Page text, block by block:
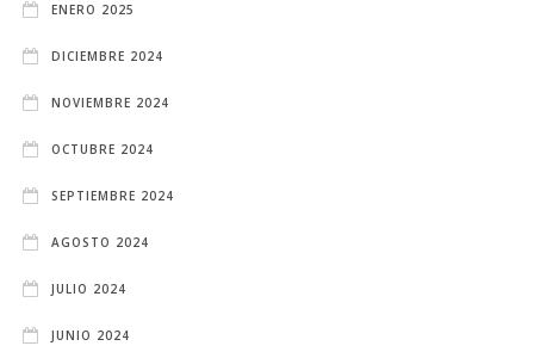
ENERO 2025
DICIEMBRE 2024
NOVIEMBRE 2024
OCTUBRE 2024
SEPTIEMBRE 2024
AGOSTO 2024
JULIO 2024
JUNIO 2024